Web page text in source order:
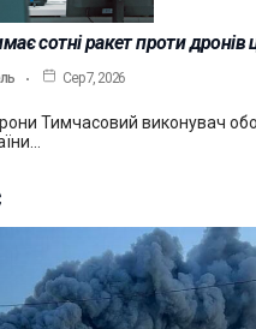
сотні ракет проти дронів
Сер 7, 2026
Тимчасовий виконувач